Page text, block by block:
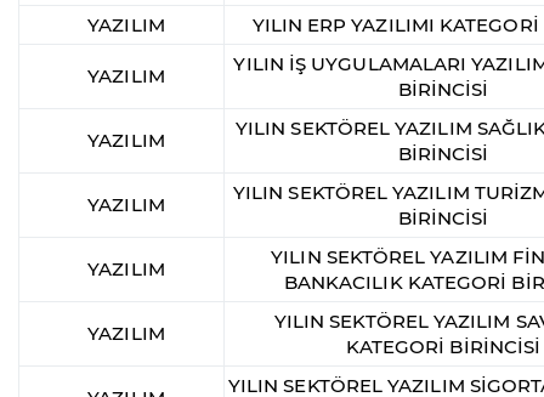
YAZILIM
YILIN ERP YAZILIMI
YAZILIM
YILIN İŞ UYGULAMALARI
BİRİNCİSİ
YAZILIM
YILIN SEKTÖREL YAZILIM
BİRİNCİSİ
YAZILIM
YILIN SEKTÖREL YAZILIM
BİRİNCİSİ
YAZILIM
YILIN SEKTÖREL YAZILIM
BANKACILIK KATEGORİ
YAZILIM
YILIN SEKTÖREL YAZILIM
KATEGORİ BİRİNCİSİ
YILIN SEKTÖREL YAZILIM